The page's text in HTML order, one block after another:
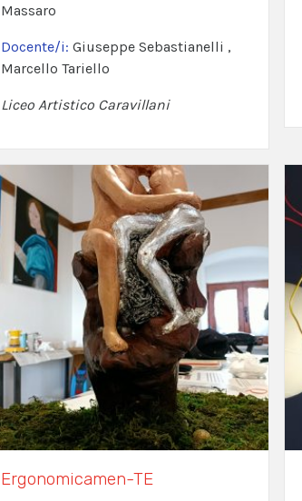
Massaro
Docente/i: Giuseppe Sebastianelli ,
Marcello Tariello
Liceo Artistico Caravillani
Ergonomicamen-TE